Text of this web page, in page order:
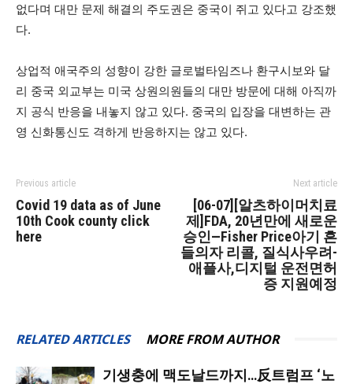
없다며 대만 문제 해결의 주도권은 중국이 쥐고 있다고 강조했
다.
상업적 애국주의 성향이 강한 글로벌타임즈나 환구시보와 달
리 중국 외교부는 미국 상원의원들의 대만 방문에 대해 아직까
지 공식 반응을 내놓지 않고 있다. 중국의 입장을 대변하는 관
영 신화통신도 격하게 반응하지는 않고 있다.
Previous article
Covid 19 data as of June
10th Cook county click
here
Next article
[06-07][알츠하이머치료
제]FDA, 20년만에 새로운
승인—Fisher Price아기 흔
들의자 리콜, 질식사우려-
애플사,디지털 운전면허
증 지원예정
RELATED ARTICLES MORE FROM AUTHOR
기생충에 맥도날드까지…反트럼프 ‘노